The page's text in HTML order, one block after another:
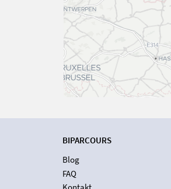
BIPARCOURS
Blog
FAQ